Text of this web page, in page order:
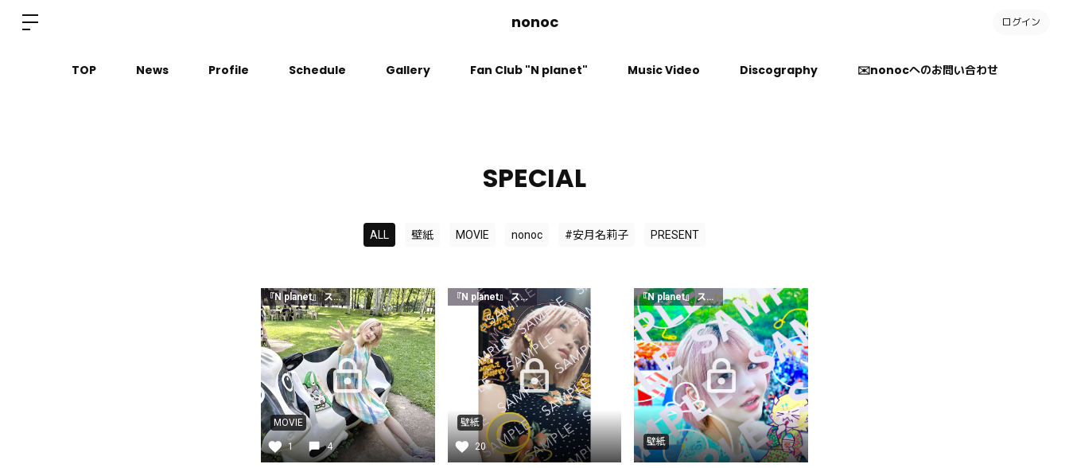
nonoc ログイン
TOP News Profile Schedule Gallery Fan Club "N planet" Music Video Discography ✉️nonocへのお問い合わせ
SPECIAL
ALL 壁紙 MOVIE nonoc #安月名莉子 PRESENT
『N planet』 スタンダードクラス以上
MOVIE
1 4
『N planet』 スタンダードクラス以上
壁紙
20
『N planet』 スタンダードクラス以上
壁紙